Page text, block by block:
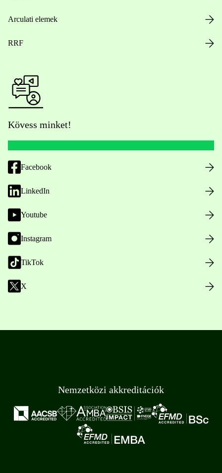
Arculati elemek
RRF
Kövess minket!
Facebook
LinkedIn
Youtube
Instagram
TikTok
X
Nemzetközi akkreditációk